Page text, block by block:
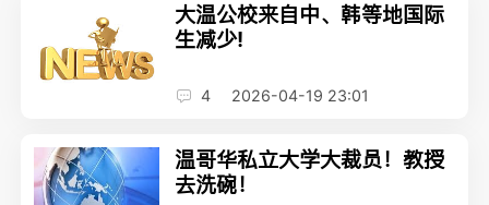
大温公校来自中、韩等地国际
生减少!
4 2026-04-19 23:01
温哥华私立大学大裁员！教授
去洗碗！